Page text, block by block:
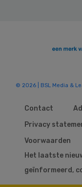
© 2026 | BSL Media &
Contact
Privacy
Voorwaarden
Het laatste
geïnformeerd,